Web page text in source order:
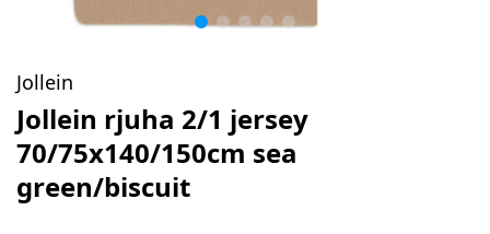
Jollein
Jollein rjuha 2/1 jersey
70/75x140/150cm sea
green/biscuit